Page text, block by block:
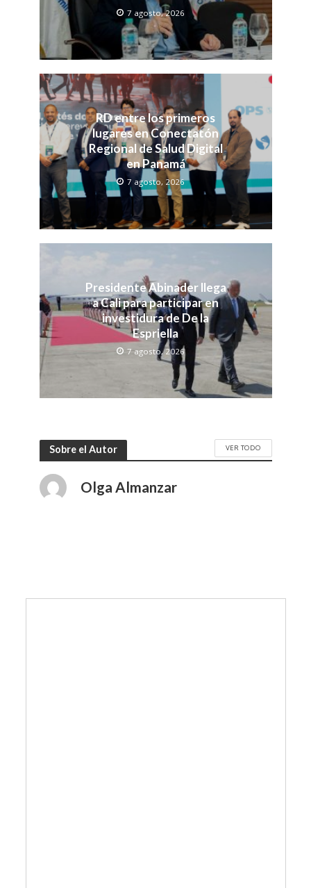
7 agosto, 2026
RD entre los primeros
lugares en Conectatón
Regional de Salud Digital
en Panamá
7 agosto, 2026
Presidente Abinader llega
a Cali para participar en
investidura de De la
Espriella
7 agosto, 2026
Sobre el Autor VER TODO
Olga Almanzar